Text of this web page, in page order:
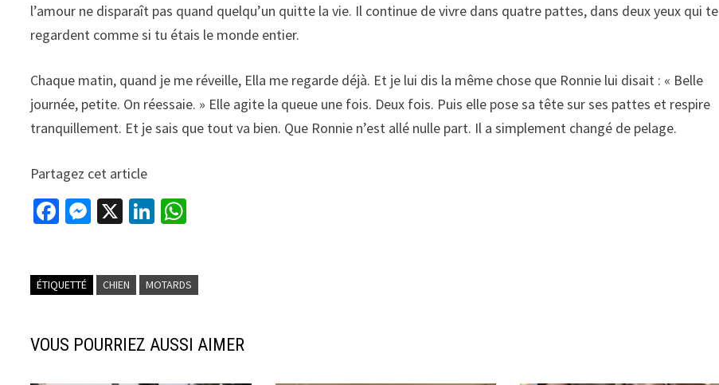
l’amour ne disparaît pas quand quelqu’un quitte la vie. Il continue de vivre dans quatre pattes, dans deux yeux qui te
regardent comme si tu étais le monde entier.
Chaque matin, quand je me réveille, Ella me regarde déjà. Et je lui dis la même chose que Ronnie lui disait : « Belle
journée, petite. On réessaie. » Elle agite la queue une fois. Deux fois. Puis elle pose sa tête sur ses pattes et respire
tranquillement. Et je sais que tout va bien. Que Ronnie n’est allé nulle part. Il a simplement changé de pelage.
Partagez cet article
Fa
o
k
M
n
r
X
Li
dI sA
p
ÉTIQUETTÉ CHIEN MOTARDS
VOUS POURRIEZ AUSSI AIMER